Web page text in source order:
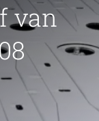
van